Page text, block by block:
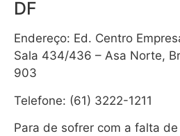
DF
Endereço: Ed. Centro
Sala 434/436 – Asa Norte,
903
Telefone: (61) 3222-1211
Para de sofrer com a falta